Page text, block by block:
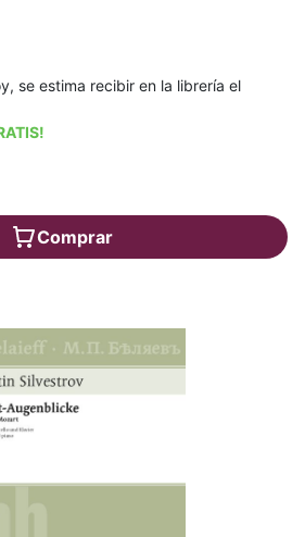
se estima recibir en la librería el
Comprar